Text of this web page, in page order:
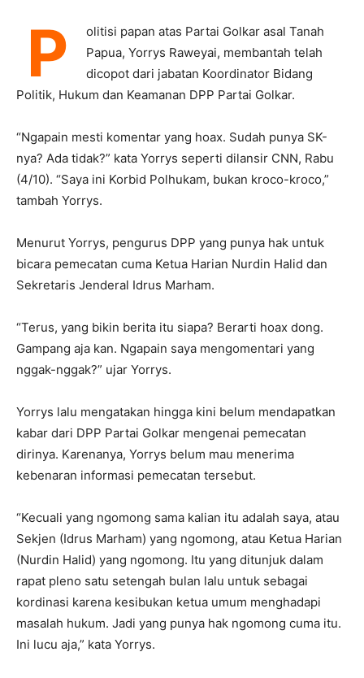
P
olitisi papan atas Partai Golkar asal Tanah
Papua, Yorrys Raweyai, membantah telah
dicopot dari jabatan Koordinator Bidang
Politik, Hukum dan Keamanan DPP Partai Golkar.
“Ngapain mesti komentar yang hoax. Sudah punya SK-
nya? Ada tidak?” kata Yorrys seperti dilansir CNN, Rabu
(4/10). “Saya ini Korbid Polhukam, bukan kroco-kroco,”
tambah Yorrys.
Menurut Yorrys, pengurus DPP yang punya hak untuk
bicara pemecatan cuma Ketua Harian Nurdin Halid dan
Sekretaris Jenderal Idrus Marham.
“Terus, yang bikin berita itu siapa? Berarti hoax dong.
Gampang aja kan. Ngapain saya mengomentari yang
nggak-nggak?” ujar Yorrys.
Yorrys lalu mengatakan hingga kini belum mendapatkan
kabar dari DPP Partai Golkar mengenai pemecatan
dirinya. Karenanya, Yorrys belum mau menerima
kebenaran informasi pemecatan tersebut.
“Kecuali yang ngomong sama kalian itu adalah saya, atau
Sekjen (Idrus Marham) yang ngomong, atau Ketua Harian
(Nurdin Halid) yang ngomong. Itu yang ditunjuk dalam
rapat pleno satu setengah bulan lalu untuk sebagai
kordinasi karena kesibukan ketua umum menghadapi
masalah hukum. Jadi yang punya hak ngomong cuma itu.
Ini lucu aja,” kata Yorrys.